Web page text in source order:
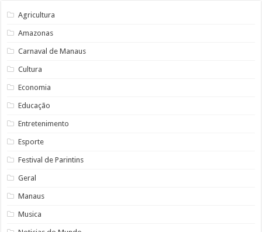
Agricultura
Amazonas
Carnaval de Manaus
Cultura
Economia
Educação
Entretenimento
Esporte
Festival de Parintins
Geral
Manaus
Musica